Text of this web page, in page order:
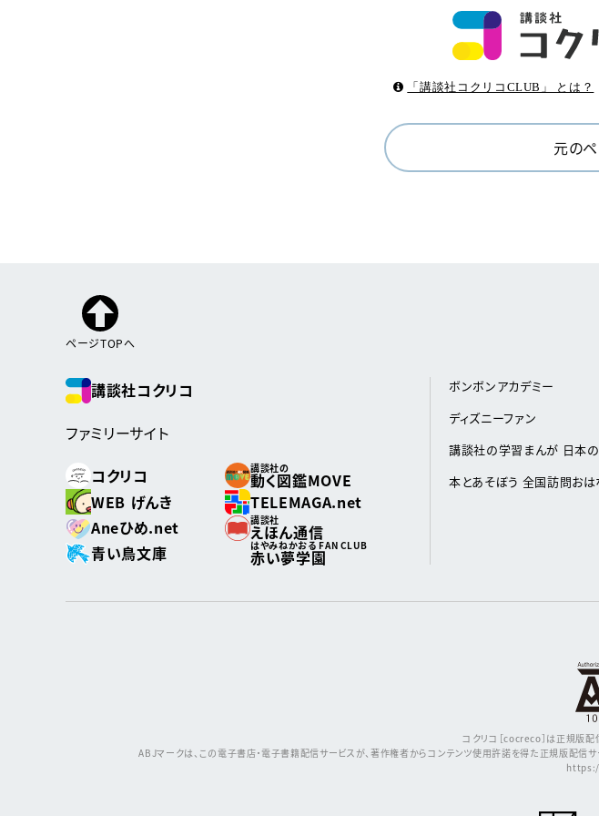
「講談社コクリコCLUB」 とは？
元の
ページTOPへ
講談社コクリコ
ファミリーサイト
コクリコ
講談社の
動く図鑑MOVE
WEB げんき
TELEMAGA.net
Aneひめ.net
講談社
えほん通信
青い鳥文庫
はやみねかおる FAN CLUB
赤い夢学園
ボンボンアカデミー
ディズニーファン
講談社の学習まんが 日本
本とあそぼう 全国訪問おは
コクリコ［cocreco］は正規版配
ABJマークは、この電子書店・電子書籍配信サービスが、著作権者からコンテンツ使用許諾を得た正規版配信